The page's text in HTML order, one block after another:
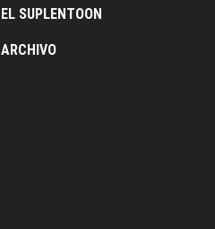
EL SUPLENTOON
ARCHIVO